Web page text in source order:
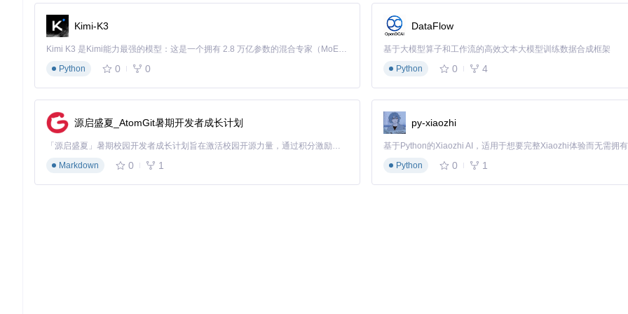
的思维路径，实现了从像素到语义的智能转换。
4大场景释放创作生产力
生成式AI工作流闭环
在 Stable Diffusion 等生成模型工作流中，将标签提取节点串联在图像输出端，自动为生成作品添加描述标签，形成"生成-标注-存储"的完
合批量创作场景。
素材库智能管理
对存量图像素材进行批量标签处理，建立带有语义标签的素材库。当需要特定元素参考时，通过标签检索即可快速定位所需素材，替代传
Kimi-K3
Kimi K3 是Kimi能力最强的模型：这是一个拥有 2.8 万亿参数的混合专家（MoE）模型，具备原生视觉理解能力，并支持 100 万 token 的上下文窗口。
Python
0 0
DataFlow
基于大模型算子和工作流的高效文本大模型训练数据合成框架
Python
0 4
源启盛夏_AtomGit暑期开发者成长计划
「源启盛夏」暑期校园开发者成长计划旨在激活校园开源力量，通过积分激励、认证扶持、资源倾斜等形式，引导高校组织和开发者完成「入驻 — 建项目 — 做贡献 — 获认证 — 得资源」的完整闭环。无论你是想带领社团入驻平台的组织者，还是希望用代码贡献证明自己的开发者，都能在这里找到属于你的成长路径。
Markdown
0 1
py-xiaozhi
Python 0 1